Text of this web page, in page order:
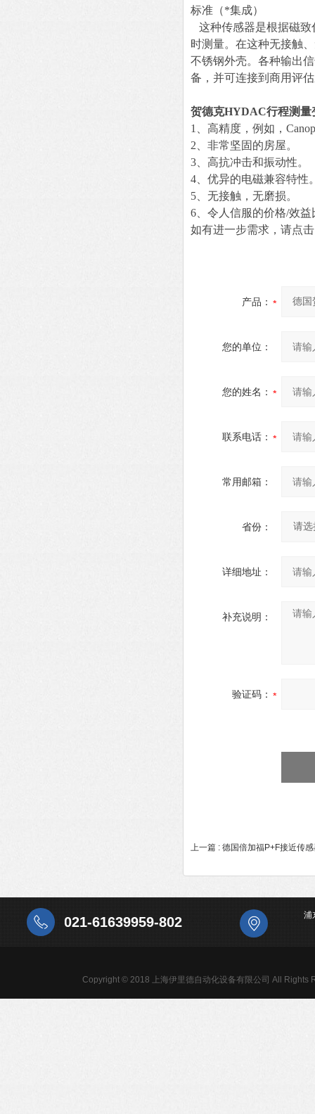
标准（*集成）
这种传感器是根据磁致
时测量。在这种无接触
不锈钢外壳。各种输出
备，并可连接到商用评
贺德克HYDAC行程测量
1、高精度，例如，
2、非常坚固的房屋。
3、高抗冲击和振动性。
4、优异的电磁兼容特性
5、无接触，无磨损。
6、令人信服的价格/效益
如有进一步需求，请点
产品：
您的单位：
您的姓名：
联系电话：
常用邮箱：
省份：
详细地址：
补充说明：
验证码：
上一篇 : 德国倍加福P+F接近传
021-61639959-802 浦
Copyright © 2018 上海伊里德自动化设备有限公司 All Rights